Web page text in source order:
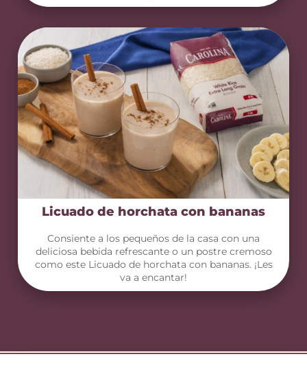
Licuado de horchata con bananas
Consiente a los pequeños de la casa con una
deliciosa bebida refrescante o un postre cremoso
como este Licuado de horchata con bananas. ¡Les
va a encantar!